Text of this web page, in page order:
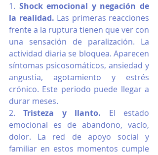
1. Shock emocional y negación de
la realidad. Las primeras reacciones
frente a la ruptura tienen que ver con
una sensación de paralización. La
actividad diaria se bloquea. Aparecen
síntomas psicosomáticos, ansiedad y
angustia, agotamiento y estrés
crónico. Este periodo puede llegar a
durar meses.
2. Tristeza y llanto. El estado
emocional es de abandono, vacío,
dolor. La red de apoyo social y
familiar en estos momentos cumple